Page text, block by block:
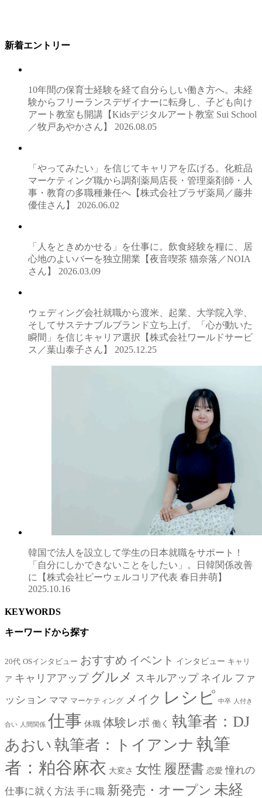
新着エントリー
10年間の保育士経験を経て自分らしい働き方へ。未経
験からフリーランスデザイナーに転身し、子ども向け
アート教室も開講【Kidsデジタルアート教室 Sui School
／牧戸あやかさん】 2026.08.05
「やってみたい」を信じてキャリアを広げる。化粧品
マーケティング職から調剤薬局店長・管理薬剤師・人
事・教育の多職種兼任へ【株式会社プラザ薬局／藤井
優佳さん】 2026.06.02
「人をときめかせる」を仕事に。飲食経験を糧に、居
心地のよいバーを独立開業【夜音喫茶 猫奈落／NOIA
さん】 2026.03.09
ウェディング会社就職から渡米、起業、大学院入学、
そしてサステナブルブランド立ち上げ。「心が動いた
瞬間」を信じキャリア選択【株式会社ワールドサービ
ス／葉山泰子さん】 2025.12.25
韓国で法人を設立して学生の日本就職をサポート！
「自分にしかできないことをしたい」。日韓関係改善
に【株式会社ビーウェルコリア代表 春日井萌】
2025.10.16
KEYWORDS
キーワードから探す
20代 OSインタビュー おすすめ イベント インタビュー キャリ
ア キャリアアップ グルメ スキルアップ ネイル ファ
ッション ママ マーケティング メイク レシピ 中卒 人付き
合い 人間関係 仕事 休職 体験レポ 働く 執筆者：DJ
あおい 執筆者：トイアンナ 執筆
者：粕谷麻衣 大変さ 女性 履歴書 恋愛 憧れの
仕事に就く方法 手に職 新発売・オープン 未経